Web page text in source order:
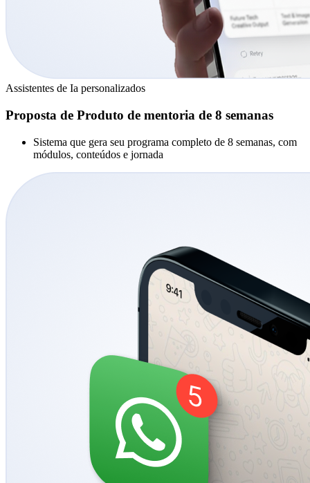
Assistentes de Ia personalizados
Proposta de Produto de mentoria de 8 semanas
Sistema que gera seu programa completo de 8 semanas, com
módulos, conteúdos e jornada